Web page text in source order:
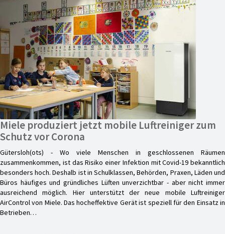
Miele produziert jetzt mobile Luftreiniger zum
Schutz vor Corona
Gütersloh(ots) - Wo viele Menschen in geschlossenen Räumen
zusammenkommen, ist das Risiko einer Infektion mit Covid-19 bekanntlich
besonders hoch. Deshalb ist in Schulklassen, Behörden, Praxen, Läden und
Büros häufiges und gründliches Lüften unverzichtbar - aber nicht immer
ausreichend möglich. Hier unterstützt der neue mobile Luftreiniger
AirControl von Miele. Das hocheffektive Gerät ist speziell für den Einsatz in
Betrieben…